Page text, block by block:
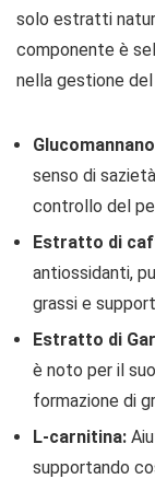
solo estratti
componente è
nella gestione
senso di
controllo del
Estratto di
antiossidanti,
grassi e
Estratto di
è noto per il
formazione di
L-carnitina:
supportando